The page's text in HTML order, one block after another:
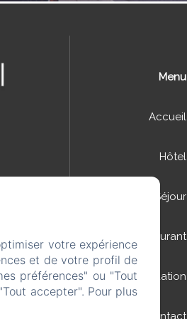
Menu
Accueil
Hôtel
Séjour
Restaurant
Situation
Contact
votre expérience
et de votre profil de
préférences" ou "Tout
accepter". Pour plus